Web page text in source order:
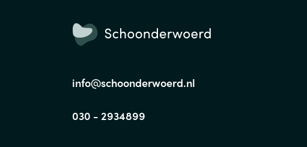
info@schoonderwoerd.nl
030 - 2934899